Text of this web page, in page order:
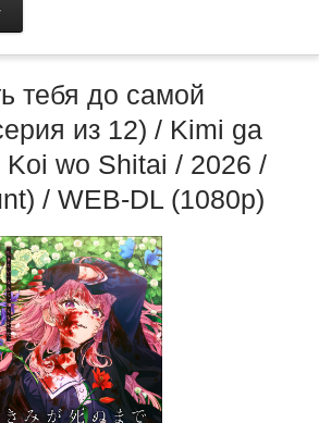
тебя до самой
из 12) / Kimi ga
wo Shitai / 2026 /
/ WEB-DL (1080p)